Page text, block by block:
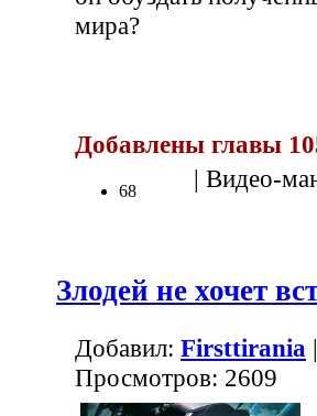
мира?
Добавлены главы
68 | Видео-
Злодей не хочет
Добавил: Firsttirania
Просмотров: 2609